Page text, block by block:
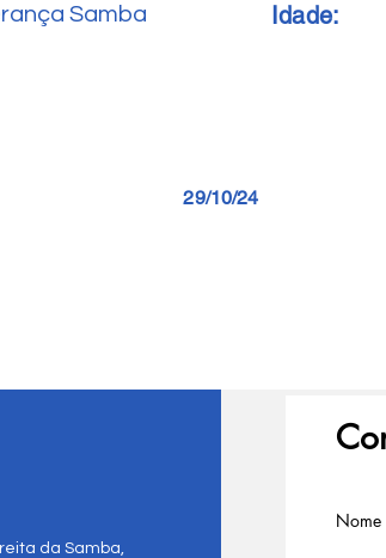
Samba Idade:
29/10/24
da Samba,
Nome